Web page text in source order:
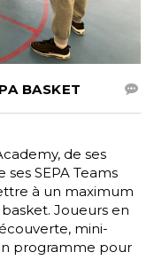
BASKET
de ses
SEPA Teams
à un maximum
Joueurs en
mini-
programme pour